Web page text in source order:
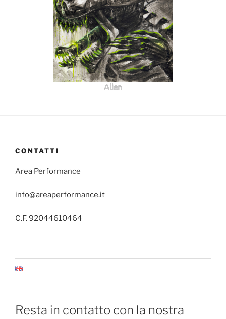
Alien
CONTATTI
Area Performance
info@areaperformance.it
C.F. 92044610464
Resta in contatto con la nostra